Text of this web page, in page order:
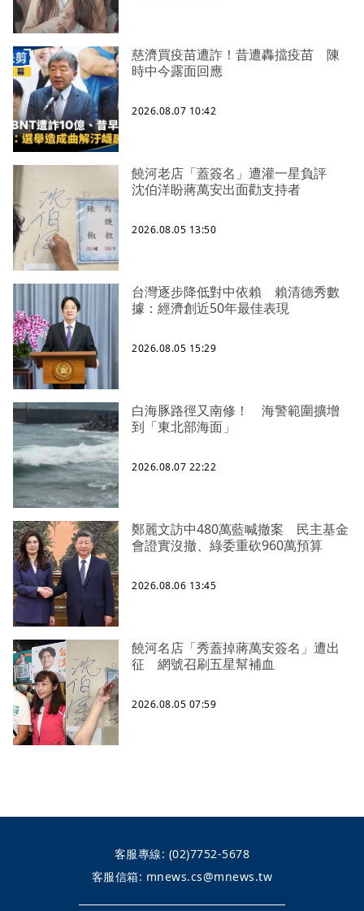
慈濟買疫苗遭詐！昔遭轟擋疫苗 陳
時中今露面回應
2026.08.07 10:42
饒河老店「蓋簽名」遭灌一星負評
沈伯洋盼蔣萬安出面勸支持者
2026.08.05 13:50
台灣逐步降低對中依賴 賴清德秀數
據：經濟創近50年最佳表現
2026.08.05 15:29
白海豚路徑又南修！ 海警範圍擴增
到「東北部海面」
2026.08.07 22:22
鄭麗文訪中480萬藍喊撤案 民主基金
會證實沒撤、綠委重砍960萬預算
2026.08.06 13:45
饒河名店「秀蓋掉蔣萬安簽名」遭出
征 網號召刷五星幫補血
2026.08.05 07:59
客服專線: (02)7752-5678
客服信箱: mnews.cs@mnews.tw